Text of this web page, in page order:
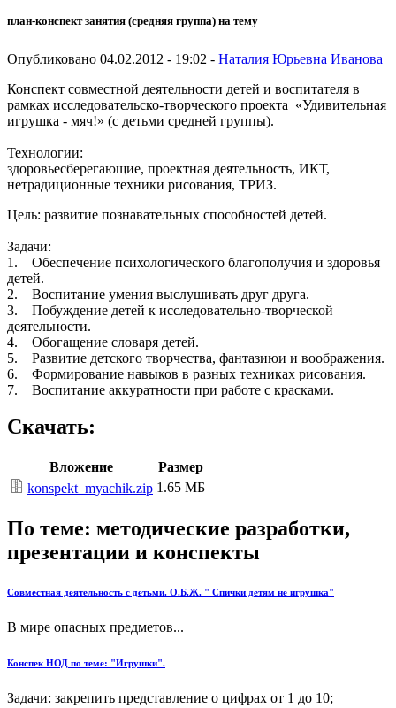
план-конспект занятия (средняя группа) на тему
Опубликовано 04.02.2012 - 19:02 - Наталия Юрьевна Иванова
Конспект совместной деятельности детей и воспитателя в
рамках исследовательско-творческого проекта «Удивительная
игрушка - мяч!» (с детьми средней группы).
Технологии:
здоровьесберегающие, проектная деятельность, ИКТ,
нетрадиционные техники рисования, ТРИЗ.
Цель: развитие познавательных способностей детей.
Задачи:
1. Обеспечение психологического благополучия и здоровья
детей.
2. Воспитание умения выслушивать друг друга.
3. Побуждение детей к исследовательно-творческой
деятельности.
4. Обогащение словаря детей.
5. Развитие детского творчества, фантазиюи и воображения.
6. Формирование навыков в разных техниках рисования.
7. Воспитание аккуратности при работе с красками.
Скачать:
Вложение
Размер
konspekt_myachik.zip 1.65 МБ
По теме: методические разработки,
презентации и конспекты
Совместная деятельность с детьми. О.Б.Ж. " Спички детям не игрушка"
В мире опасных предметов...
Конспек НОД по теме: "Игрушки".
Задачи: закрепить представление о цифрах от 1 до 10;